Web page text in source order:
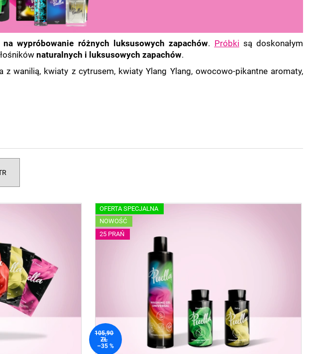
na wypróbowanie różnych luksusowych zapachów. Próbki są doskonałym
naturalnych i luksusowych zapachów.
wanilią, kwiaty z cytrusem, kwiaty Ylang Ylang, owocowo-pikantne aromaty,
OFERTA SPECJALNA
NOWOŚĆ
25 PRAŃ
105,90
ZŁ
–35 %